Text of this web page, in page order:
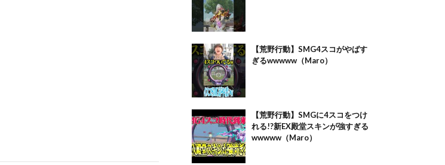
【荒野行動】SMG4スコがやばす
ぎるwwwww（Maro）
【荒野行動】SMGに4スコをつけ
れる!?新EX殿堂スキンが強すぎる
wwwww（Maro）